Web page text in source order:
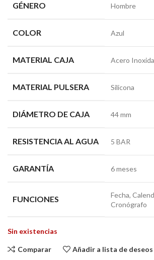
GÉNERO Hombre
COLOR Azul
MATERIAL CAJA Acero
MATERIAL PULSERA Silicona
DIÁMETRO DE CAJA 44 mm
RESISTENCIA AL AGUA 5 BAR
GARANTÍA 6 meses
FUNCIONES
Fecha,
Cronógrafo
Sin existencias
Comparar Añadir a lista de deseos